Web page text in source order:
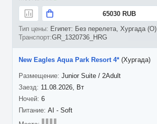
65030 RUB
Египет: Без перелета, Хургада (O)
GR_1320736_HRG
11.08.2026, Вт
6
New Eagles Aqua Park Resort 4* (Хургада)
Junior Suite / 2Adult
AI - Soft